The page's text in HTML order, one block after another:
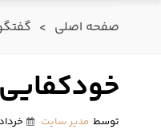
صفحه اصلی >
خودکفایی
توسط مدیر سایت خرداد 8,